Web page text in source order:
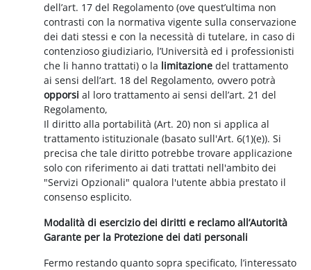
dell’art. 17 del Regolamento (ove quest’ultima non
contrasti con la normativa vigente sulla conservazione
dei dati stessi e con la necessità di tutelare, in caso di
contenzioso giudiziario, l’Università ed i professionisti
che li hanno trattati) o la limitazione del trattamento
ai sensi dell’art. 18 del Regolamento, ovvero potrà
opporsi al loro trattamento ai sensi dell’art. 21 del
Regolamento,
Il diritto alla portabilità (Art. 20) non si applica al
trattamento istituzionale (basato sull'Art. 6(1)(e)). Si
precisa che tale diritto potrebbe trovare applicazione
solo con riferimento ai dati trattati nell'ambito dei
"Servizi Opzionali" qualora l'utente abbia prestato il
consenso esplicito.
Modalità di esercizio dei diritti e reclamo all’Autorità
Garante per la Protezione dei dati personali
Fermo restando quanto sopra specificato, l’interessato